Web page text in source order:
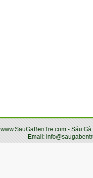
www.SauGaBenTre.com - Sáu
Email: